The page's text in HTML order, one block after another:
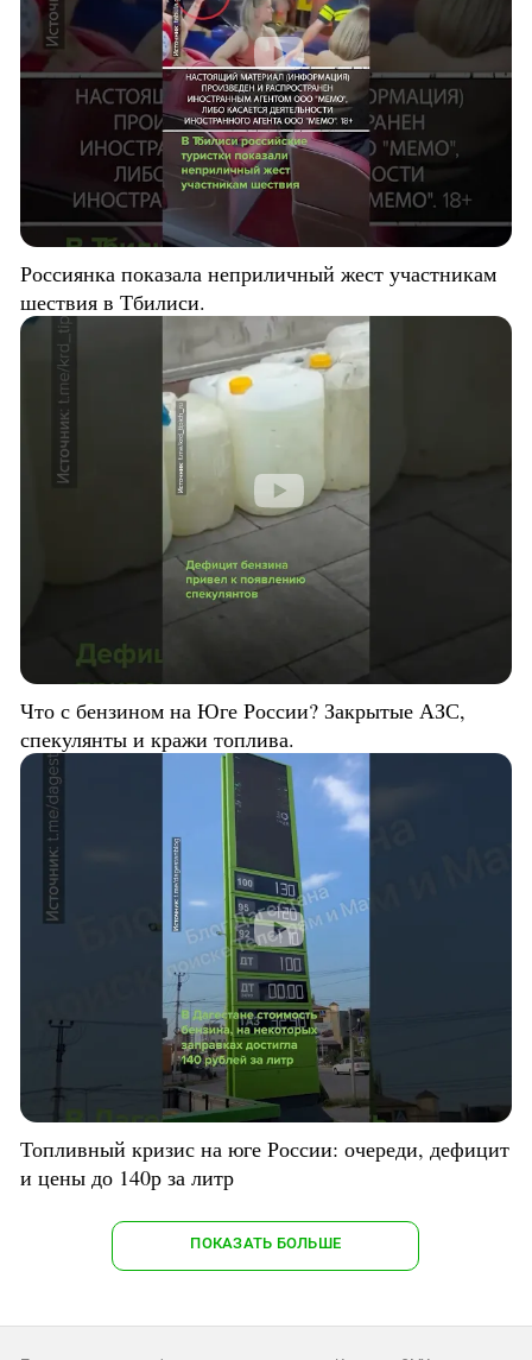
Россиянка показала неприличный жест участникам
шествия в Тбилиси.
Что с бензином на Юге России? Закрытые АЗС,
спекулянты и кражи топлива.
Топливный кризис на юге России: очереди, дефицит
и цены до 140р за литр
ПОКАЗАТЬ БОЛЬШЕ